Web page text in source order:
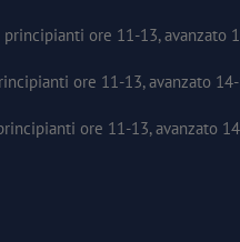
principianti ore 11-13, avanzato
ore 11-13, avanzato
ore 11-13, avanzato